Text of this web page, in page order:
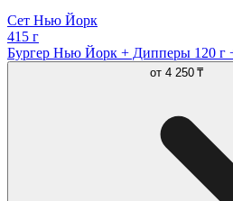
Сет Нью Йорк
415 г
Бургер Нью Йорк + Дипперы 120 г
от 4 250 ₸